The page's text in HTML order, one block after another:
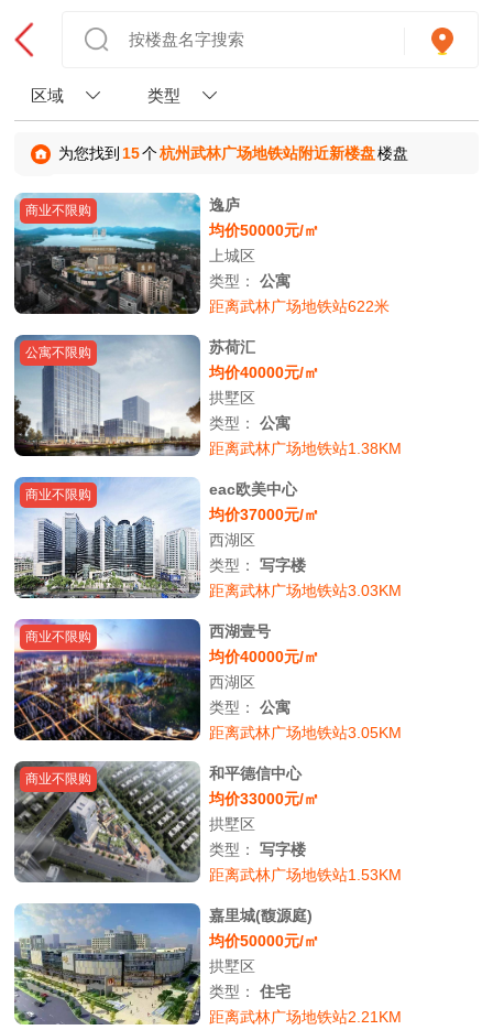
区域 类型
为您找到 15个杭州武林广场地铁站附近新楼盘楼盘
商业不限购
逸庐
均价50000元/㎡
上城区
类型：公寓
距离武林广场地铁站622米
公寓不限购
苏荷汇
均价40000元/㎡
拱墅区
类型：公寓
距离武林广场地铁站1.38KM
商业不限购
eac欧美中心
均价37000元/㎡
西湖区
类型：写字楼
距离武林广场地铁站3.03KM
商业不限购
西湖壹号
均价40000元/㎡
西湖区
类型：公寓
距离武林广场地铁站3.05KM
商业不限购
和平德信中心
均价33000元/㎡
拱墅区
类型：写字楼
距离武林广场地铁站1.53KM
嘉里城(馥源庭)
均价50000元/㎡
拱墅区
类型：住宅
距离武林广场地铁站2.21KM